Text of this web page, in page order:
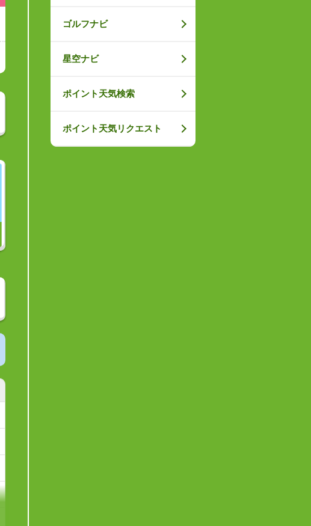
ゴルフナビ
星空ナビ
ポイント天気検索
ポイント天気リクエスト